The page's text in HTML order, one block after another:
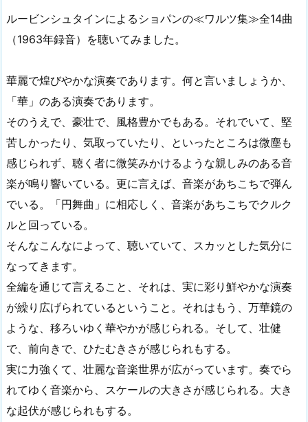
ルービンシュタインによるショパンの≪ワルツ集≫全14曲
（1963年録音）を聴いてみました。
華麗で煌びやかな演奏であります。何と言いましょうか、
「華」のある演奏であります。
そのうえで、豪壮で、風格豊かでもある。それでいて、堅
苦しかったり、気取っていたり、といったところは微塵も
感じられず、聴く者に微笑みかけるような親しみのある音
楽が鳴り響いている。更に言えば、音楽があちこちで弾ん
でいる。「円舞曲」に相応しく、音楽があちこちでクルク
ルと回っている。
そんなこんなによって、聴いていて、スカッとした気分に
なってきます。
全編を通じて言えること、それは、実に彩り鮮やかな演奏
が繰り広げられているということ。それはもう、万華鏡の
ような、移ろいゆく華やかが感じられる。そして、壮健
で、前向きで、ひたむきさが感じられもする。
実に力強くて、壮麗な音楽世界が広がっています。奏でら
れてゆく音楽から、スケールの大きさが感じられる。大き
な起伏が感じられもする。